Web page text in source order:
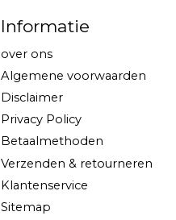
Informatie
over ons
Algemene voorwaarden
Disclaimer
Privacy Policy
Betaalmethoden
Verzenden & retourneren
Klantenservice
Sitemap